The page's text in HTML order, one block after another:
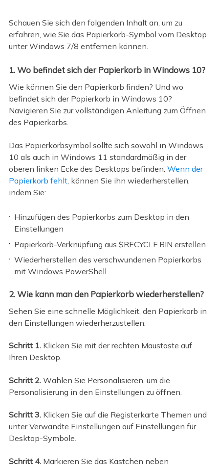
Schauen Sie sich den folgenden Inhalt an, um zu
erfahren, wie Sie das Papierkorb-Symbol vom Desktop
unter Windows 7/8 entfernen können.
1. Wo befindet sich der Papierkorb in Windows 10?
Wie können Sie den Papierkorb finden? Und wo
befindet sich der Papierkorb in Windows 10?
Navigieren Sie zur vollständigen Anleitung zum Öffnen
des Papierkorbs.
Das Papierkorbsymbol sollte sich sowohl in Windows
10 als auch in Windows 11 standardmäßig in der
oberen linken Ecke des Desktops befinden. Wenn der
Papierkorb fehlt, können Sie ihn wiederherstellen,
indem Sie:
Hinzufügen des Papierkorbs zum Desktop in den
Einstellungen
Papierkorb-Verknüpfung aus $RECYCLE.BIN erstellen
Wiederherstellen des verschwundenen Papierkorbs
mit Windows PowerShell
2. Wie kann man den Papierkorb wiederherstellen?
Sehen Sie eine schnelle Möglichkeit, den Papierkorb in
den Einstellungen wiederherzustellen:
Schritt 1. Klicken Sie mit der rechten Maustaste auf
Ihren Desktop.
Schritt 2. Wählen Sie Personalisieren, um die
Personalisierung in den Einstellungen zu öffnen.
Schritt 3. Klicken Sie auf die Registerkarte Themen und
unter Verwandte Einstellungen auf Einstellungen für
Desktop-Symbole.
Schritt 4. Markieren Sie das Kästchen neben